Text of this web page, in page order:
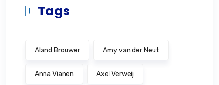
Tags
Aland Brouwer Amy van der Neut
Anna Vianen Axel Verweij